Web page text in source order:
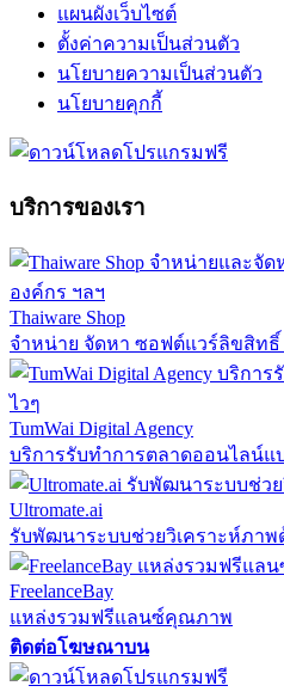
แผนผังเว็บไซต์
ตั้งค่าความเป็นส่วนตัว
นโยบายความเป็นส่วนตัว
นโยบายคุกกี้
บริการของเรา
Thaiware Shop
จำหน่าย จัดหา ซอฟต์แวร์ลิขสิทธิ์
TumWai Digital Agency
บริการรับทำการตลาดออนไลน์แ
Ultromate.ai
รับพัฒนาระบบช่วยวิเคราะห์ภาพ
FreelanceBay
แหล่งรวมฟรีแลนซ์คุณภาพ
ติดต่อโฆษณาบน